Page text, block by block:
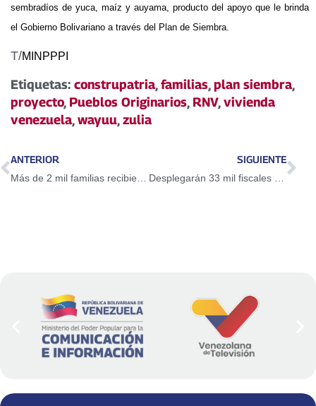
sembradíos de yuca, maíz y auyama, producto del apoyo que le brinda
el Gobierno Bolivariano a través del Plan de Siembra.
T/MINPPPI
Etiquetas: construpatria,familias,plan siembra,
proyecto, Pueblos Originarios, RNV,vivienda
venezuela,wayuu,zulia
ANTERIOR
Más de 2 mil familias recibieron su vivienda propia este jueves
SIGUIENTE
Desplegarán 33 mil fiscales a partir de la aprobación de la Ley de Precios Acordados